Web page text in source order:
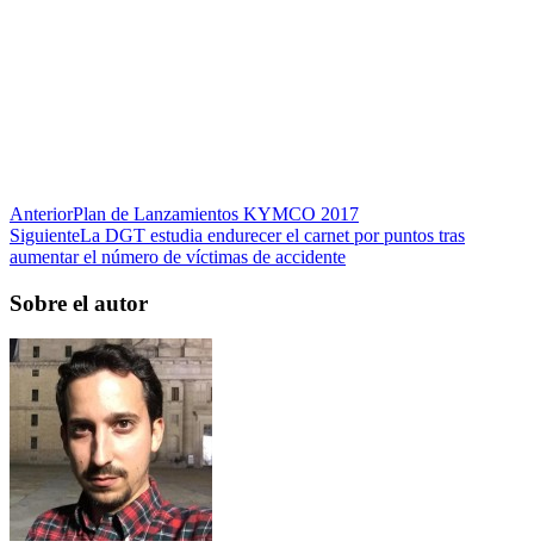
AnteriorPlan de Lanzamientos KYMCO 2017
SiguienteLa DGT estudia endurecer el carnet por puntos tras
aumentar el número de víctimas de accidente
Sobre el autor